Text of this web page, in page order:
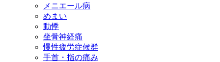
メニエール病
めまい
動悸
坐骨神経痛
慢性疲労症候群
手首・指の痛み